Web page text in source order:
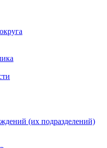
(их подразделений)